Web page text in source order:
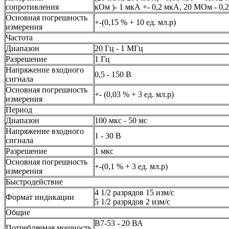
сопротивления
кОм )- 1 мкА +- 0,2 мкА, 20 МОм -
Основная погрешность
измерения
+-(0,15 % + 10 ед. мл.р)
Частота
Диапазон
20 Гц - 1 МГц
Разрешение
1 Гц
Напряжение входного
сигнала
0,5 - 150 В
Основная погрешность
измерения
+- (0,03 % + 3 ед. мл.р)
Период
Диапазон
100 мкс - 50 мс
Напряжение входного
сигнала
1 - 30 В
Разрешение
1 мкс
Основная погрешность
измерения
+-(0,1 % + 3 ед. мл.р)
Быстродействие
Формат индикации
4 1/2 разрядов 15 изм/с
5 1/2 разрядов 2 изм/с
Общие
В7-53 - 20 ВА